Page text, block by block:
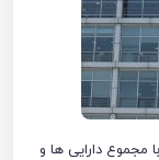
مجموع دارایی ها و